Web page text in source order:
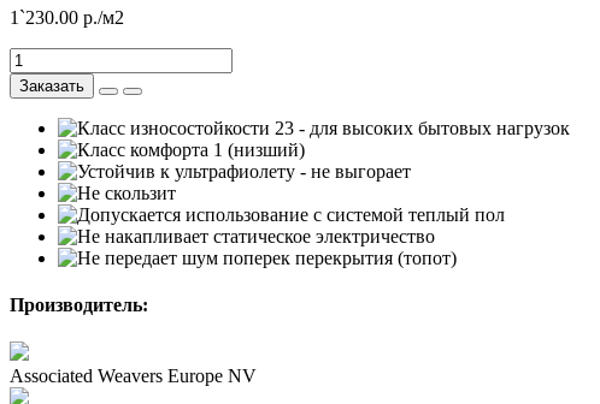
1`230.00 р./м2
Заказать
Производитель:
Associated Weavers Europe NV